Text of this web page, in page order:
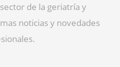
de la geriatría y
noticias y novedades